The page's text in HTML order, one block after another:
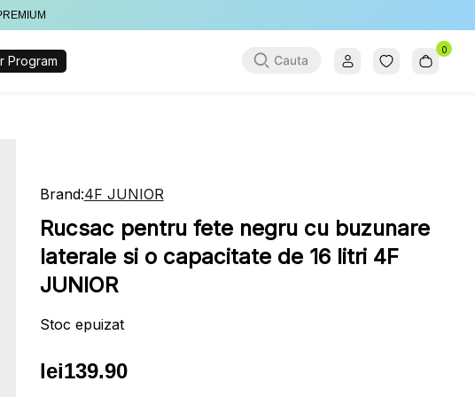
Program
0
Brand:4F JUNIOR
Rucsac pentru fete negru cu buzunare
laterale si o capacitate de 16 litri 4F
JUNIOR
lei139.90
Stoc epuizat